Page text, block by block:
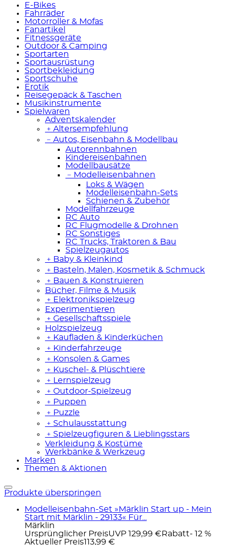
E-Bikes
Fahrräder
Motorroller & Mofas
Fanartikel
Fitnessgeräte
Outdoor & Camping
Sportarten
Sportausrüstung
Sportbekleidung
Sportschuhe
Erotik
Reisegepäck & Taschen
Musikinstrumente
Spielwaren
Adventskalender
﹢ Altersempfehlung
﹣ Autos, Eisenbahn & Modellbau
Autorennbahnen
Kindereisenbahnen
Modellbausätze
﹣ Modelleisenbahnen
Loks & Wägen
Modelleisenbahn-Sets
Schienen & Zubehör
Modellfahrzeuge
RC Auto
RC Flugmodelle & Drohnen
RC Sonstiges
RC Trucks, Traktoren & Bau
Spielzeugautos
﹢ Baby & Kleinkind
﹢ Basteln, Malen, Kosmetik & Schmuck
﹢ Bauen & Konstruieren
Bücher, Filme & Musik
﹢ Elektronikspielzeug
Experimentieren
﹢ Gesellschaftsspiele
Holzspielzeug
﹢ Kaufladen & Kinderküchen
﹢ Kinderfahrzeuge
﹢ Konsolen & Games
﹢ Kuschel- & Plüschtiere
﹢
Lernspielzeug
﹢ Outdoor-Spielzeug
﹢ Puppen
﹢ Puzzle
﹢ Schulausstattung
﹢ Spielzeugfiguren & Lieblingsstars
Verkleidung & Kostüme
Werkbänke & Werkzeug
Marken
Themen & Aktionen
Produkte überspringen
Modelleisenbahn-Set »Märklin Start up - Mein
Start mit Märklin - 29133« Für...
Märklin
Ursprünglicher PreisUVP 129,99 € Rabatt- 12 %
Aktueller Preis113,99 €